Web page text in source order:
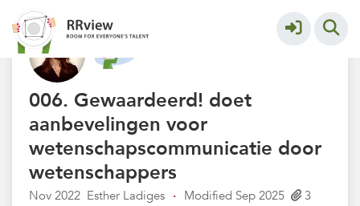
Nieuwsrubriek
006. Gewaardeerd! doet
aanbevelingen voor
wetenschapscommunicatie door
wetenschappers
Nov 2022 Esther Ladiges · Modified Sep 2025
3